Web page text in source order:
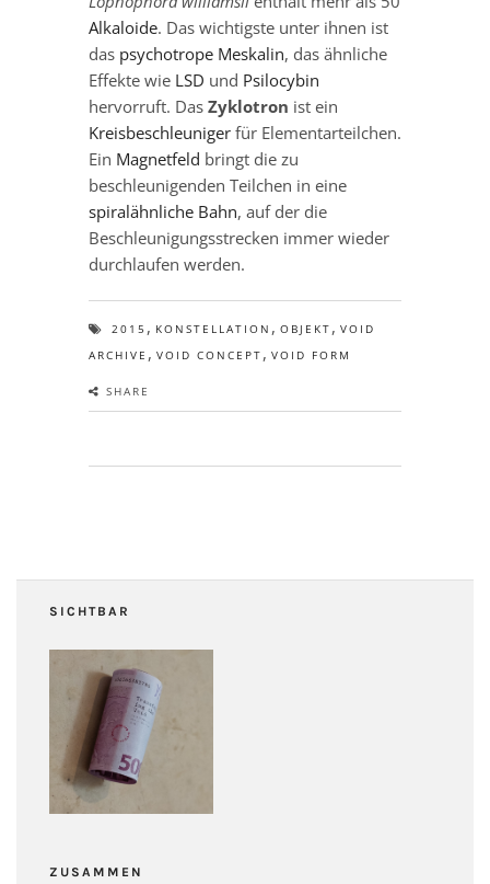
Alkaloide. Das wichtigste unter ihnen ist
das psychotrope Meskalin, das ähnliche
Effekte wie LSD und Psilocybin
hervorruft. Das Zyklotron ist ein
Kreisbeschleunigerfür Elementarteilchen.
Ein Magnetfeld bringt die zu
beschleunigenden Teilchen in eine
spiralähnliche Bahn, auf der die
Beschleunigungsstrecken immer wieder
durchlaufen werden.
2015 , KONSTELLATION , OBJEKT , VOID
ARCHIVE , VOID CONCEPT , VOID FORM
SHARE
SICHTBAR
ZUSAMMEN